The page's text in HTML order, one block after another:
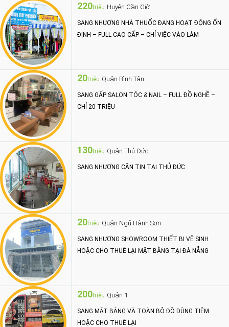
220triệu Huyện Cần Giờ
SANG NHƯỢNG NHÀ THUỐC ĐANG HOẠT ĐỘNG ỔN
ĐỊNH – FULL CAO CẤP – CHỈ VIỆC VÀO LÀM
20triệu Quận Bình Tân
SANG GẤP SALON TÓC & NAIL – FULL ĐỒ NGHỀ –
CHỈ 20 TRIỆU
130triệu Quận Thủ Đức
SANG NHƯỢNG CĂN TIN TẠI THỦ ĐỨC
20triệu Quận Ngũ Hành Sơn
SANG NHƯỢNG SHOWROOM THIẾT BỊ VỆ SINH
HOẶC CHO THUÊ LẠI MẶT BẰNG TẠI ĐÀ NẴNG
200triệu Quận 1
SANG MẶT BẰNG VÀ TOÀN BỘ ĐỒ DÙNG TIỆM
HOẶC CHO THUÊ LẠI